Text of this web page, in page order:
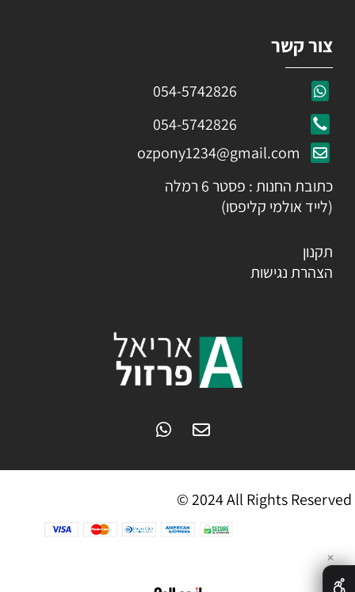
צור קשר
054-5742826
054-5742826
ozpony1234@gmail.com
כתובת החנות : פסטר 6 רמלה
(לייד אולמי קליפסו)
תקנון
הצהרת נגישות
© 2024 All Rights Reserved
✕